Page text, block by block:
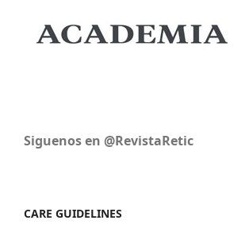
Siguenos en @RevistaRetic
CARE GUIDELINES